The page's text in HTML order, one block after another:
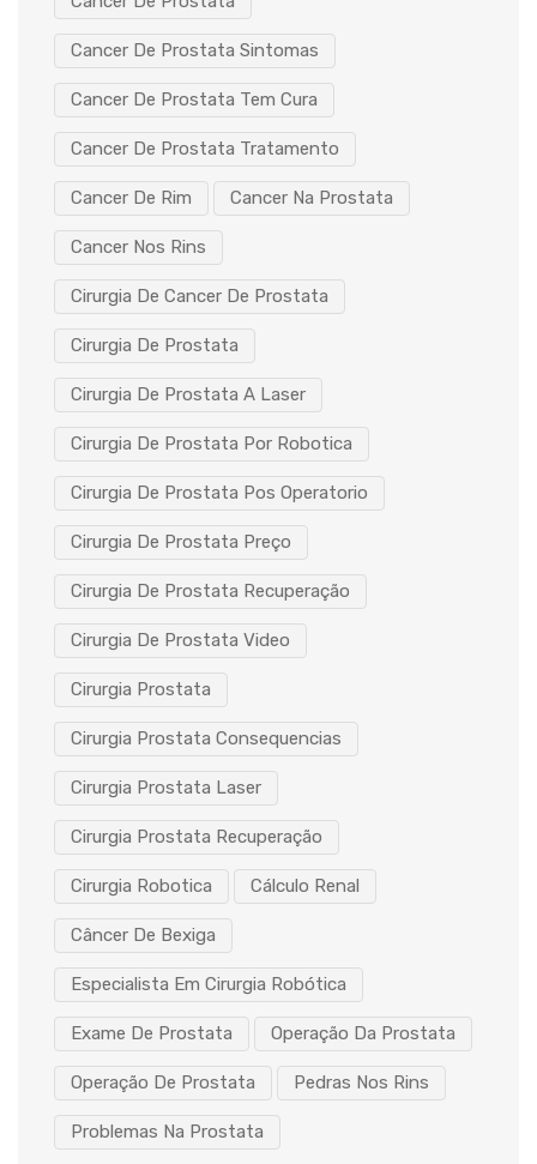
Cancer De Prostata Sintomas
Cancer De Prostata Tem Cura
Cancer De Prostata Tratamento
Cancer De Rim Cancer Na Prostata
Cancer Nos Rins
Cirurgia De Cancer De Prostata
Cirurgia De Prostata
Cirurgia De Prostata A Laser
Cirurgia De Prostata Por Robotica
Cirurgia De Prostata Pos Operatorio
Cirurgia De Prostata Preço
Cirurgia De Prostata Recuperação
Cirurgia De Prostata Video
Cirurgia Prostata
Cirurgia Prostata Consequencias
Cirurgia Prostata Laser
Cirurgia Prostata Recuperação
Cirurgia Robotica Cálculo Renal
Câncer De Bexiga
Especialista Em Cirurgia Robótica
Exame De Prostata Operação Da Prostata
Operação De Prostata Pedras Nos Rins
Problemas Na Prostata